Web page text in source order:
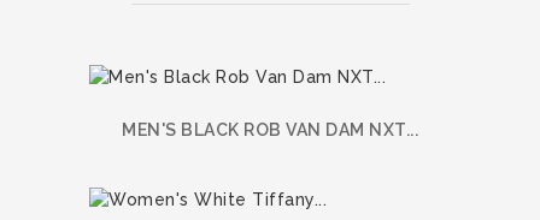
MEN'S BLACK ROB VAN DAM NXT...